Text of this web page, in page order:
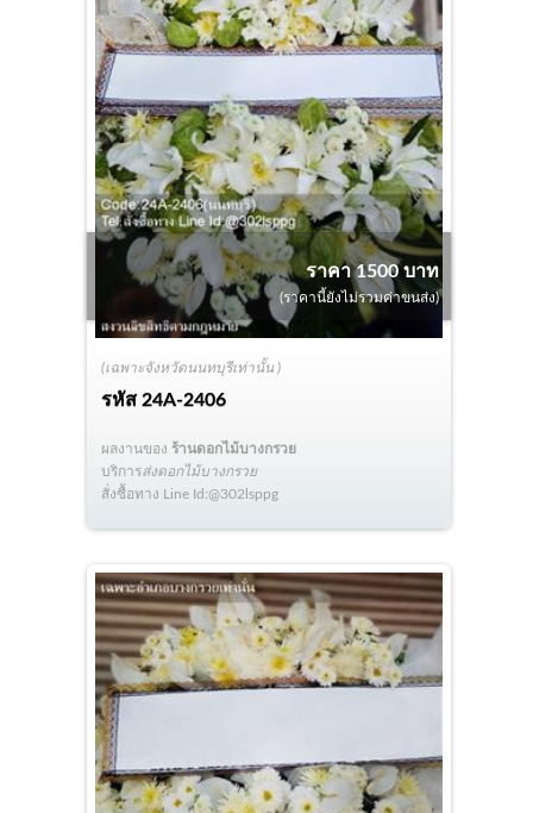
(เฉพาะจังหวัดนนทบุรีเท่านั้น )
รหัส 24A-2406
ราคา 1500 บาท
(ราคานี้ยังไม่รวมค่าขนส่ง)
ผลงานของ ร้านดอกไม้บางกรวย
บริการส่งดอกไม้บางกรวย
สั่งซื้อทาง Line Id:@302lsppg